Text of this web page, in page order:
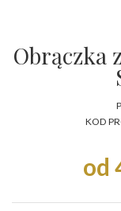
Obrączka
KOD
od